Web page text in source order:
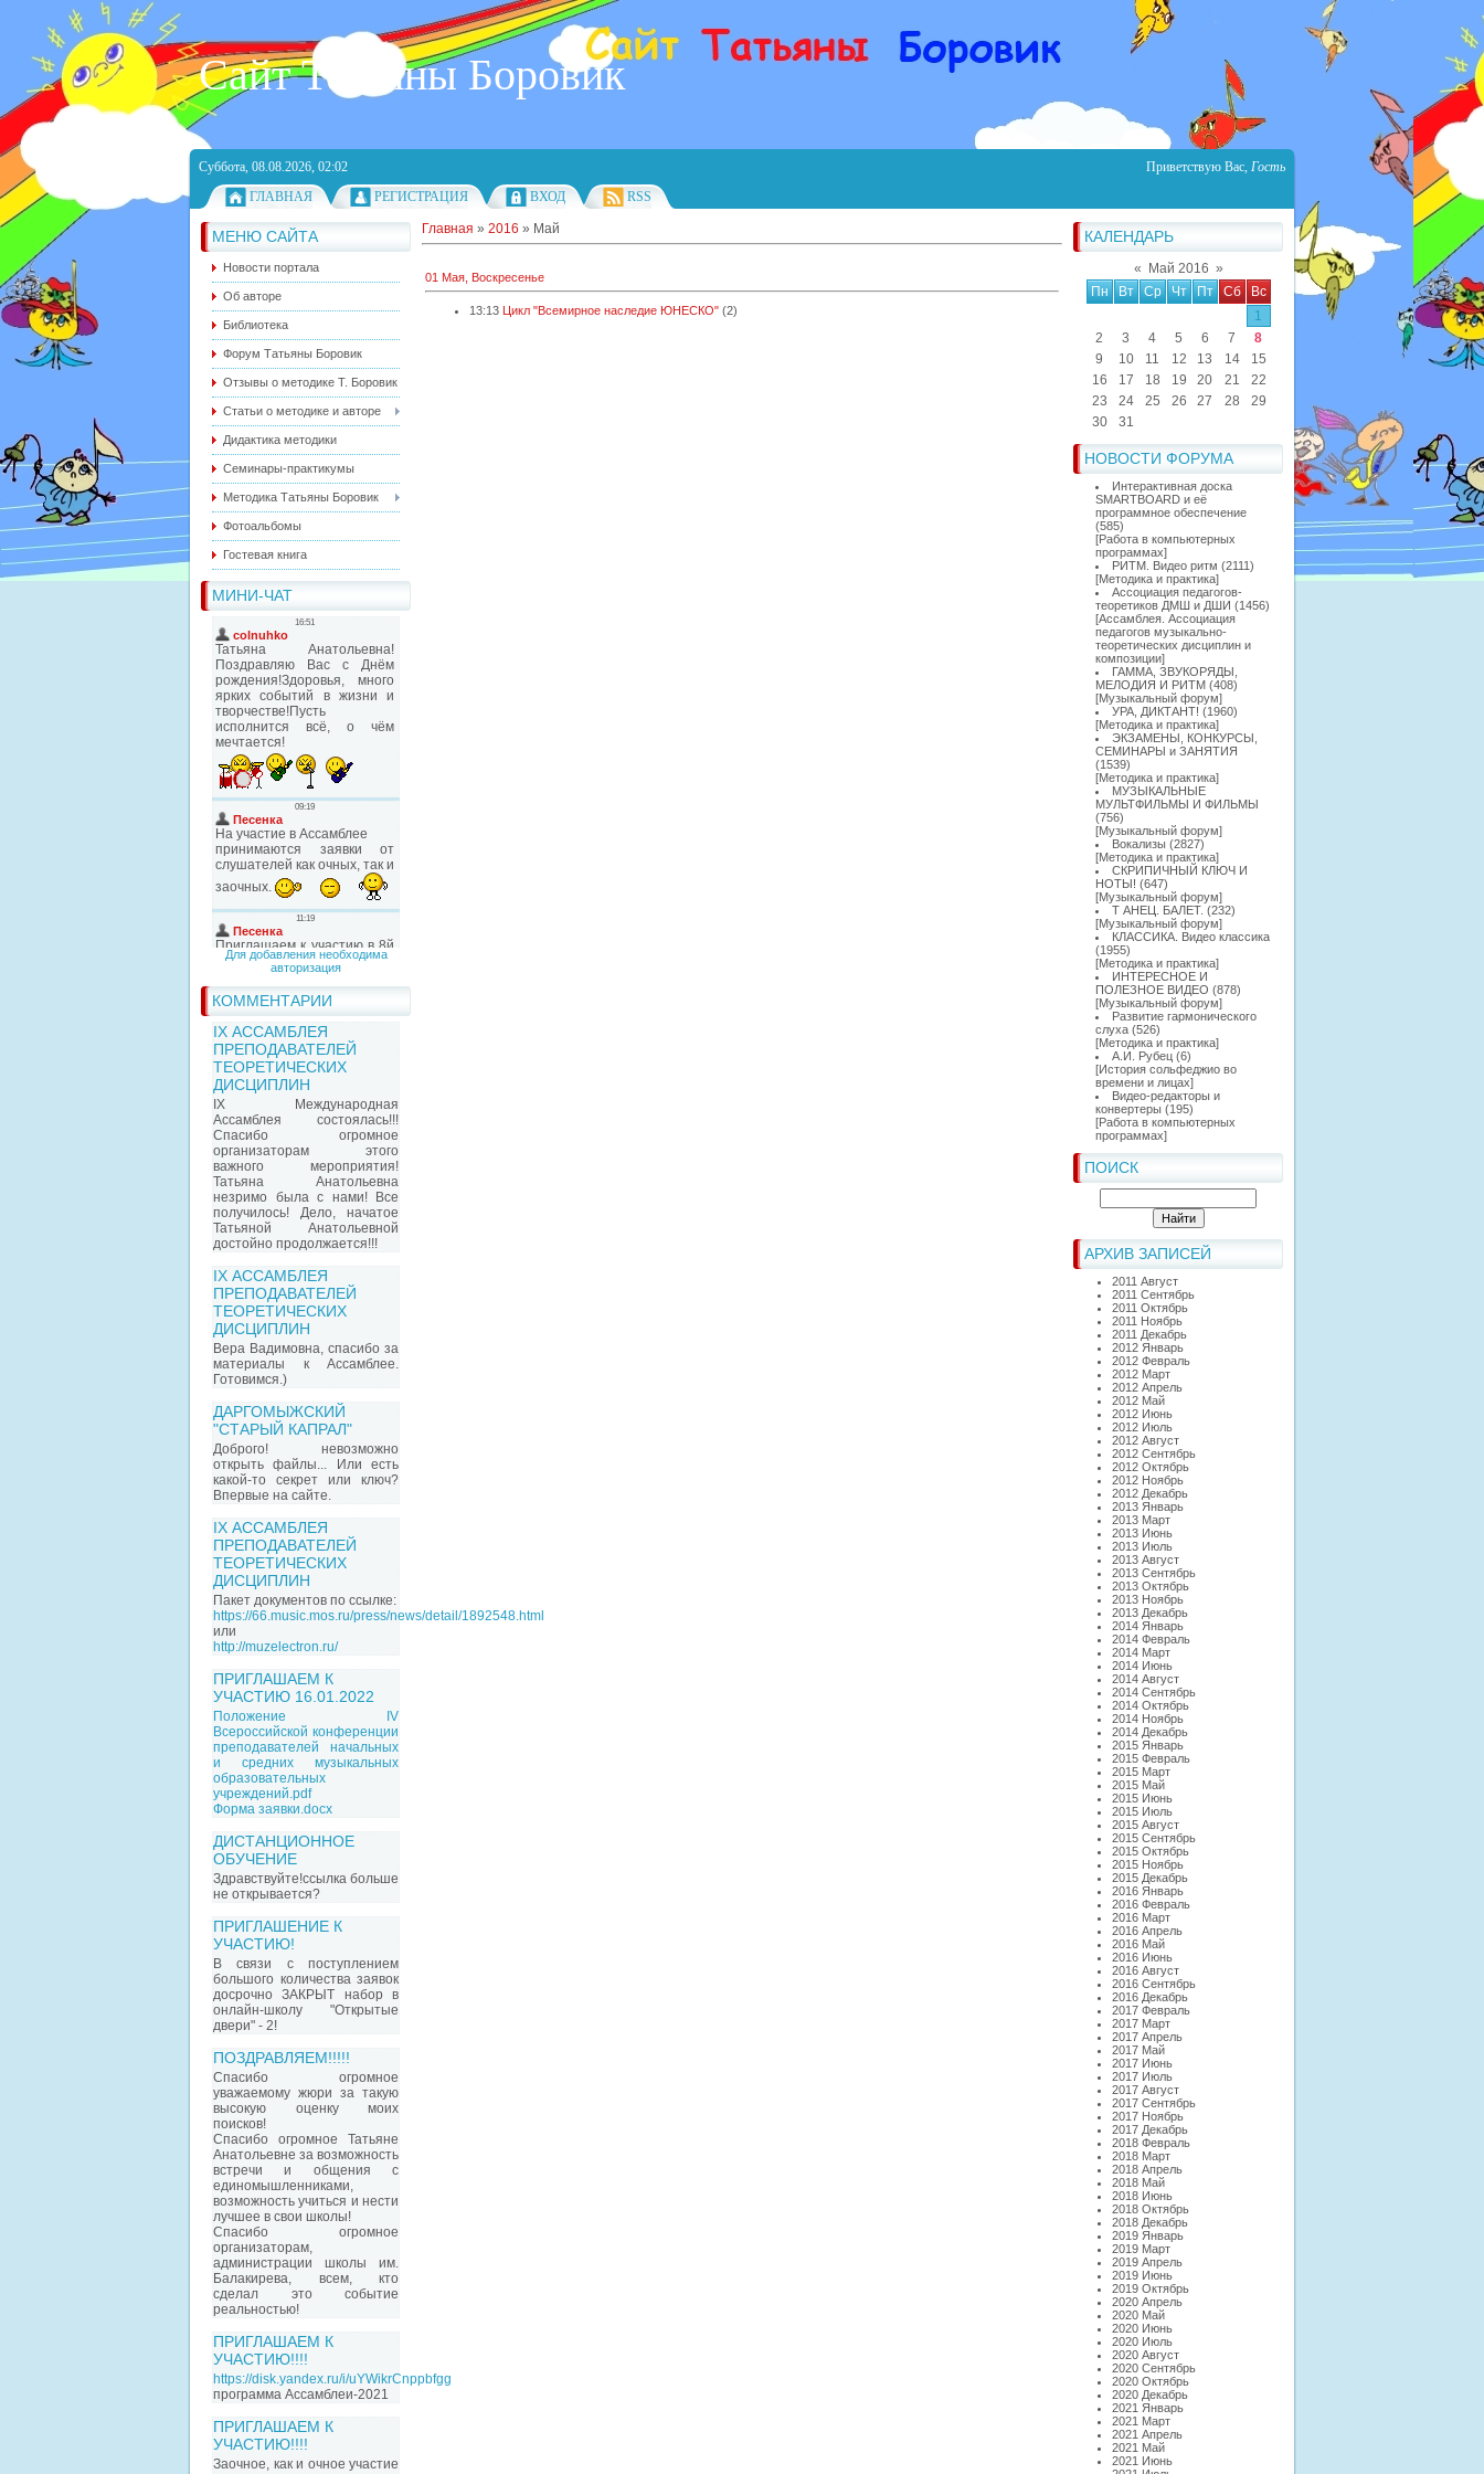
Сайт Татьяны Боровик
Суббота, 08.08.2026, 02:02 Приветствую Вас, Гость
ГЛАВНАЯ
РЕГИСТРАЦИЯ ВХОД RSS
МЕНЮ САЙТА
Новости портала
Об авторе
Библиотека
Форум Татьяны Боровик
Отзывы о методике Т. Боровик
Статьи о методике и авторе
Дидактика методики
Семинары-практикумы
Методика Татьяны Боровик
Фотоальбомы
Гостевая книга
МИНИ-ЧАТ
Для добавления необходима
авторизация
КОММЕНТАРИИ
IX АССАМБЛЕЯ
ПРЕПОДАВАТЕЛЕЙ
ТЕОРЕТИЧЕСКИХ
ДИСЦИПЛИН
IX Международная
Ассамблея состоялась!!!
Спасибо огромное
организаторам этого
важного мероприятия!
Татьяна Анатольевна
незримо была с нами! Все
получилось! Дело, начатое
Татьяной Анатольевной
достойно продолжается!!!
IX АССАМБЛЕЯ
ПРЕПОДАВАТЕЛЕЙ
ТЕОРЕТИЧЕСКИХ
ДИСЦИПЛИН
Вера Вадимовна, спасибо за
материалы к Ассамблее.
Готовимся.)
ДАРГОМЫЖСКИЙ
"СТАРЫЙ КАПРАЛ"
Доброго! невозможно
открыть файлы... Или есть
какой-то секрет или ключ?
Впервые на сайте.
IX АССАМБЛЕЯ
ПРЕПОДАВАТЕЛЕЙ
ТЕОРЕТИЧЕСКИХ
ДИСЦИПЛИН
Пакет документов по ссылке:
https://66.music.mos.ru/press/news/detail/1892548.html
или
http://muzelectron.ru/
ПРИГЛАШАЕМ К
УЧАСТИЮ 16.01.2022
Положение IV
Всероссийской конференции
преподавателей начальных
и средних музыкальных
образовательных
учреждений.pdf
Форма заявки.docx
ДИСТАНЦИОННОЕ
ОБУЧЕНИЕ
Здравствуйте!ссылка больше
не открывается?
ПРИГЛАШЕНИЕ К
УЧАСТИЮ!
В связи с поступлением
большого количества заявок
досрочно ЗАКРЫТ набор в
онлайн-школу "Открытые
двери" - 2!
ПОЗДРАВЛЯЕМ!!!!!
Спасибо огромное
уважаемому жюри за такую
высокую оценку моих
поисков!
Спасибо огромное Татьяне
Анатольевне за возможность
встречи и общения с
единомышленниками,
возможность учиться и нести
лучшее в свои школы!
Спасибо огромное
организаторам,
администрации школы им.
Балакирева, всем, кто
сделал это событие
реальностью!
ПРИГЛАШАЕМ К
УЧАСТИЮ!!!!
https://disk.yandex.ru/i/uYWikrCnppbfgg
программа Ассамблеи-2021
ПРИГЛАШАЕМ К
УЧАСТИЮ!!!!
Заочное, как и очное участие
КАЛЕНДАРЬ
« Май 2016 »
Пн
Вт Ср Чт Пт Сб
Вс
1
2
3 4 5 6 7
8
9
10 11 12 13 14
15
16
17 18 19 20 21
22
23
24 25 26 27 28
29
30
31
НОВОСТИ ФОРУМА
Интерактивная доска
SMARTBOARD и её
программное обеспечение
(585)
[Работа в компьютерных
программах]
РИТМ. Видео ритм (2111)
[Методика и практика]
Ассоциация педагогов-
теоретиков ДМШ и ДШИ (1456)
[Ассамблея. Ассоциация
педагогов музыкально-
теоретических дисциплин и
композиции]
ГАММА, ЗВУКОРЯДЫ,
МЕЛОДИЯ И РИТМ (408)
[Музыкальный форум]
УРА, ДИКТАНТ! (1960)
[Методика и практика]
ЭКЗАМЕНЫ, КОНКУРСЫ,
СЕМИНАРЫ и ЗАНЯТИЯ
(1539)
[Методика и практика]
МУЗЫКАЛЬНЫЕ
МУЛЬТФИЛЬМЫ И ФИЛЬМЫ
(756)
[Музыкальный форум]
Вокализы (2827)
[Методика и практика]
СКРИПИЧНЫЙ КЛЮЧ И
НОТЫ! (647)
[Музыкальный форум]
Т АНЕЦ. БАЛЕТ. (232)
[Музыкальный форум]
КЛАССИКА. Видео классика
(1955)
[Методика и практика]
ИНТЕРЕСНОЕ И
ПОЛЕЗНОЕ ВИДЕО (878)
[Музыкальный форум]
Развитие гармонического
слуха (526)
[Методика и практика]
А.И. Рубец (6)
[История сольфеджио во
времени и лицах]
Видео-редакторы и
конвертеры (195)
[Работа в компьютерных
программах]
ПОИСК
АРХИВ ЗАПИСЕЙ
2011 Август
2011 Сентябрь
2011 Октябрь
2011 Ноябрь
2011 Декабрь
2012 Январь
2012 Февраль
2012 Март
2012 Апрель
2012 Май
2012 Июнь
2012 Июль
2012 Август
2012 Сентябрь
2012 Октябрь
2012 Ноябрь
2012 Декабрь
2013 Январь
2013 Март
2013 Июнь
2013 Июль
2013 Август
2013 Сентябрь
2013 Октябрь
2013 Ноябрь
2013 Декабрь
2014 Январь
2014 Февраль
2014 Март
2014 Июнь
2014 Август
2014 Сентябрь
2014 Октябрь
2014 Ноябрь
2014 Декабрь
2015 Январь
2015 Февраль
2015 Март
2015 Май
2015 Июнь
2015 Июль
2015 Август
2015 Сентябрь
2015 Октябрь
2015 Ноябрь
2015 Декабрь
2016 Январь
2016 Февраль
2016 Март
2016 Апрель
2016 Май
2016 Июнь
2016 Август
2016 Сентябрь
2016 Декабрь
2017 Февраль
2017 Март
2017 Апрель
2017 Май
2017 Июнь
2017 Июль
2017 Август
2017 Сентябрь
2017 Ноябрь
2017 Декабрь
2018 Февраль
2018 Март
2018 Апрель
2018 Май
2018 Июнь
2018 Октябрь
2018 Декабрь
2019 Январь
2019 Март
2019 Апрель
2019 Июнь
2019 Октябрь
2020 Апрель
2020 Май
2020 Июнь
2020 Июль
2020 Август
2020 Сентябрь
2020 Октябрь
2020 Декабрь
2021 Январь
2021 Март
2021 Апрель
2021 Май
2021 Июнь
Главная » 2016 » Май
01 Мая, Воскресенье
13:13 Цикл "Всемирное наследие ЮНЕСКО" (2)